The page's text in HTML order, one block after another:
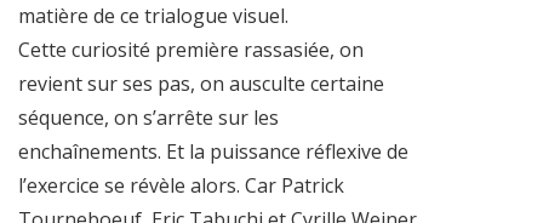
matière de ce trialogue visuel.
Cette curiosité première rassasiée, on
revient sur ses pas, on ausculte certaine
séquence, on s’arrête sur les
enchaînements. Et la puissance réflexive de
l’exercice se révèle alors. Car Patrick